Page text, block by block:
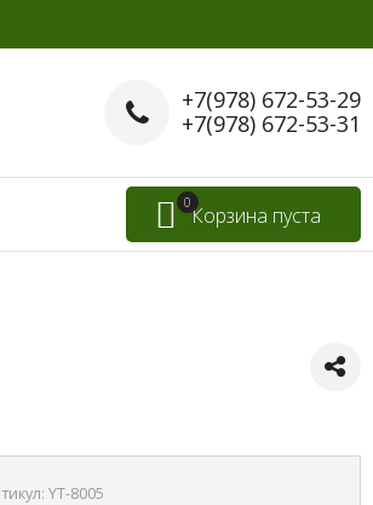
+7(978) 672-53-29
+7(978) 672-53-31
Корзина пуста
0
YT-8005